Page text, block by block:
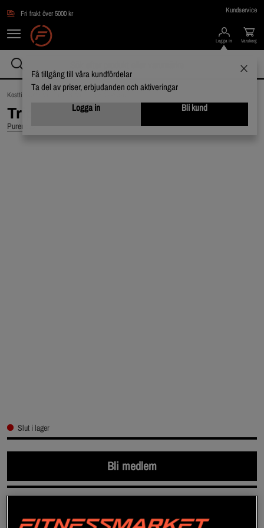
Fri frakt över 5000 kr Kundservice
Logga in
Få tillgång till våra kundfördelar
Ta del av priser, erbjudanden och aktiveringar
Logga in
Bli kund
Varukorg
Kosttillskott / Vitaminer & Mineraler /
Trippel Magnesium 60 kapslar
Pureness
Slut i lager
Bli medlem